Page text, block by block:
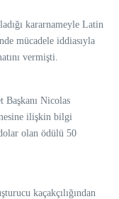
kararnameyle Latin
mücadele iddiasıyla
vermişti.
Başkanı Nicolas
ilişkin bilgi
olan ödülü 50
kaçakçılığından